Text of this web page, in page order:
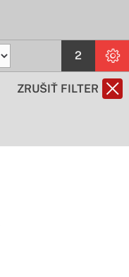
2
ZRUŠIŤ FILTER